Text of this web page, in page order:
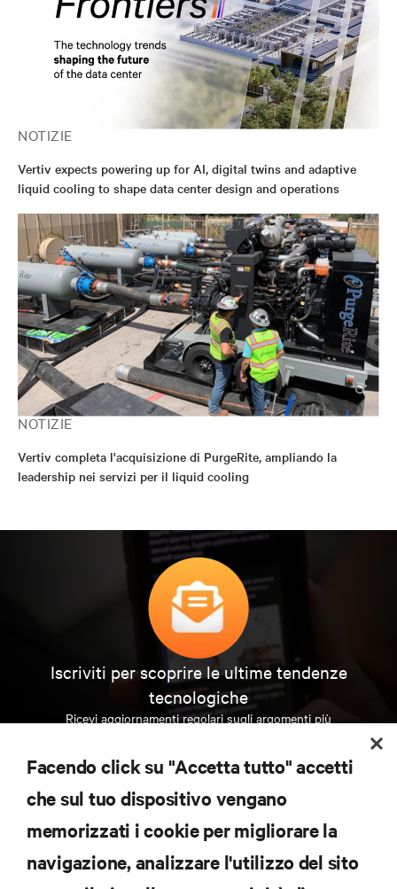
NOTIZIE
Vertiv expects powering up for AI, digital twins and adaptive
liquid cooling to shape data center design and operations
NOTIZIE
Vertiv completa l'acquisizione di PurgeRite, ampliando la
leadership nei servizi per il liquid cooling
Iscriviti per scoprire le ultime tendenze
tecnologiche
Ricevi aggiornamenti regolari sugli argomenti più
data center e infrastrutture.
ISCRIVITI SUBITO
Facendo click su "Accetta tutto" accetti
che sul tuo dispositivo vengano
memorizzati i cookie per migliorare la
navigazione, analizzare l'utilizzo del sito